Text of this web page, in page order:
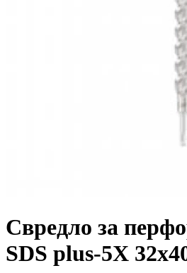
Свредло за
SDS plus-5X